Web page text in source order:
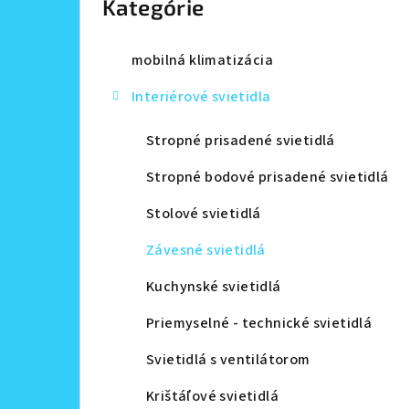
Kategórie
mobilná klimatizácia
Interiérové svietidla
Stropné prisadené svietidlá
Stropné bodové prisadené svietidlá
Stolové svietidlá
Závesné svietidlá
Kuchynské svietidlá
Priemyselné - technické svietidlá
Svietidlá s ventilátorom
Krištáľové svietidlá